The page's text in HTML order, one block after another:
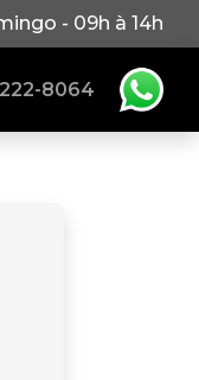
- 09h à 14h
8064